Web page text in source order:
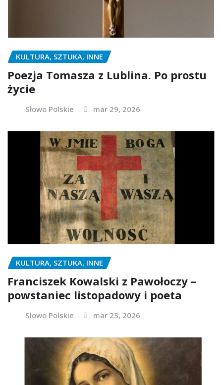
KULTURA, SZTUKA, INNE
Poezja Tomasza z Lublina. Po prostu
życie
Słowo Polskie mar 29, 2026
KULTURA, SZTUKA, INNE
Franciszek Kowalski z Pawołoczy –
powstaniec listopadowy i poeta
Słowo Polskie mar 23, 2026